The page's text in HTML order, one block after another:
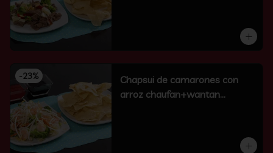
-23%
Chapsui de camarones con
arroz chaufan+wantan